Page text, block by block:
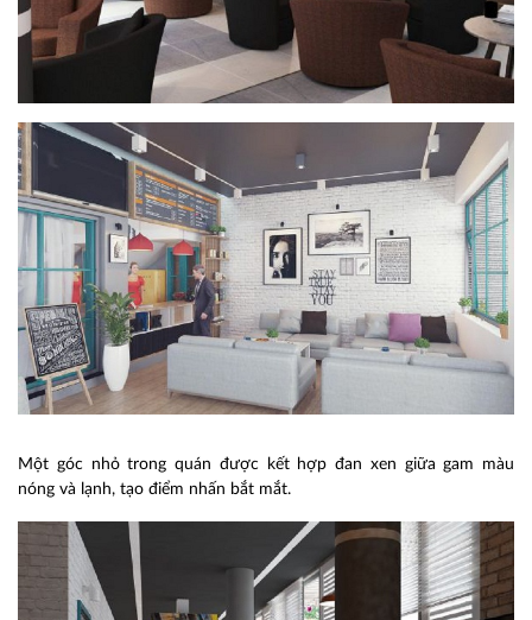
Một góc nhỏ trong quán được kết hợp đan xen giữa gam màu
nóng và lạnh, tạo điểm nhấn bắt mắt.